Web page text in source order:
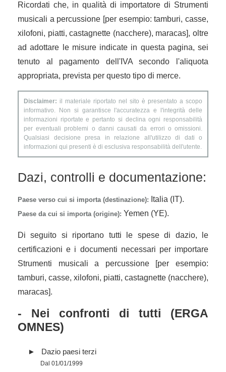
Ricordati che, in qualità di importatore di Strumenti
musicali a percussione [per esempio: tamburi, casse,
xilofoni, piatti, castagnette (nacchere), maracas], oltre
ad adottare le misure indicate in questa pagina, sei
tenuto al pagamento dell'IVA secondo l'aliquota
appropriata, prevista per questo tipo di merce.
Disclaimer: il materiale riportato nel sito è presentato a scopo
informativo. Non si garantisce l'accuratezza e l'integrità delle
informazioni riportate e pertanto si declina ogni responsabilità
per eventuali problemi o danni causati da errori o omissioni.
Qualsiasi decisione presa in relazione all'utilizzo di dati o
informazioni qui presenti è di esclusiva responsabilità dell'utente.
Dazi, controlli e documentazione:
Paese verso cui si importa (destinazione): Italia (IT).
Paese da cui si importa (origine): Yemen (YE).
Di seguito si riportano tutti le spese di dazio, le
certificazioni e i documenti necessari per importare
Strumenti musicali a percussione [per esempio:
tamburi, casse, xilofoni, piatti, castagnette (nacchere),
maracas].
- Nei confronti di tutti (ERGA
OMNES)
Dazio paesi terzi
Dal 01/01/1999